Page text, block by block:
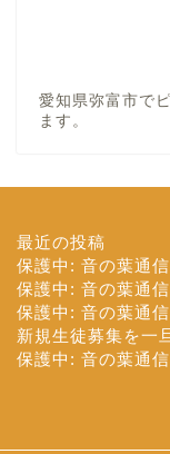
愛知県弥富市で
ます。
最近の投稿
保護中: 音の葉通
保護中: 音の葉通
保護中: 音の葉通
新規生徒募集を一
保護中: 音の葉通